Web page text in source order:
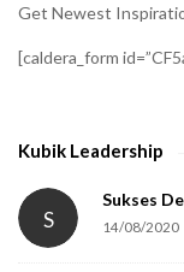
Get Newest
[caldera_form
Kubik Leadership
S
Sukses
14/08/2020